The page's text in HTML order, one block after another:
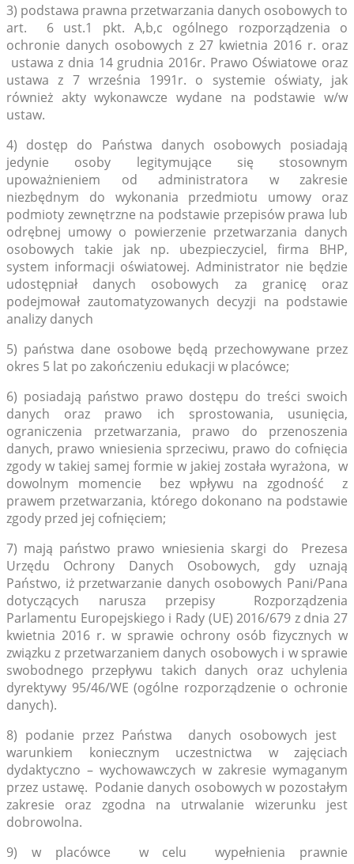
3) podstawa prawna przetwarzania danych osobowych to
art. 6 ust.1 pkt. A,b,c ogólnego rozporządzenia o
ochronie danych osobowych z 27 kwietnia 2016 r. oraz
ustawa z dnia 14 grudnia 2016r. Prawo Oświatowe oraz
ustawa z 7 września 1991r. o systemie oświaty, jak
również akty wykonawcze wydane na podstawie w/w
ustaw.
4) dostęp do Państwa danych osobowych posiadają
jedynie osoby legitymujące się stosownym
upoważnieniem od administratora w zakresie
niezbędnym do wykonania przedmiotu umowy oraz
podmioty zewnętrzne na podstawie przepisów prawa lub
odrębnej umowy o powierzenie przetwarzania danych
osobowych takie jak np. ubezpieczyciel, firma BHP,
system informacji oświatowej. Administrator nie będzie
udostępniał danych osobowych za granicę oraz
podejmował zautomatyzowanych decyzji na podstawie
analizy danych
5) państwa dane osobowe będą przechowywane przez
okres 5 lat po zakończeniu edukacji w placówce;
6) posiadają państwo prawo dostępu do treści swoich
danych oraz prawo ich sprostowania, usunięcia,
ograniczenia przetwarzania, prawo do przenoszenia
danych, prawo wniesienia sprzeciwu, prawo do cofnięcia
zgody w takiej samej formie w jakiej została wyrażona, w
dowolnym momencie bez wpływu na zgodność z
prawem przetwarzania, którego dokonano na podstawie
zgody przed jej cofnięciem;
7) mają państwo prawo wniesienia skargi do Prezesa
Urzędu Ochrony Danych Osobowych, gdy uznają
Państwo, iż przetwarzanie danych osobowych Pani/Pana
dotyczących narusza przepisy Rozporządzenia
Parlamentu Europejskiego i Rady (UE) 2016/679 z dnia 27
kwietnia 2016 r. w sprawie ochrony osób fizycznych w
związku z przetwarzaniem danych osobowych i w sprawie
swobodnego przepływu takich danych oraz uchylenia
dyrektywy 95/46/WE (ogólne rozporządzenie o ochronie
danych).
8) podanie przez Państwa danych osobowych jest
warunkiem koniecznym uczestnictwa w zajęciach
dydaktyczno – wychowawczych w zakresie wymaganym
przez ustawę. Podanie danych osobowych w pozostałym
zakresie oraz zgodna na utrwalanie wizerunku jest
dobrowolna.
9) w placówce w celu wypełnienia prawnie